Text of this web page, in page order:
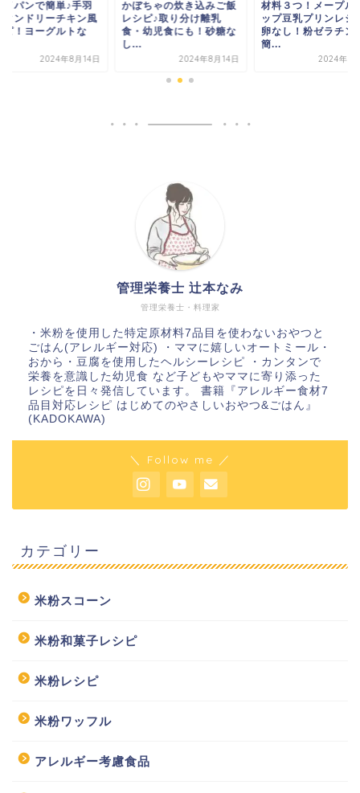
イパンで簡単♪手羽
タンドリーチキン風
ピ！ヨーグルトな
2024年8月14日
かぼちゃの炊き込みご飯
レシピ♪取り分け離乳
食・幼児食にも！砂糖な
し...
2024年8月14日
材料３つ！メープル
ップ豆乳プリンレシ
卵なし！粉ゼラチン
簡...
2024年8
管理栄養士・料理家
管理栄養士 辻本なみ
・米粉を使用した特定原材料7品目を使わないおやつと
ごはん(アレルギー対応) ・ママに嬉しいオートミール・
おから・豆腐を使用したヘルシーレシピ ・カンタンで
栄養を意識した幼児食 など子どもやママに寄り添った
レシピを日々発信しています。 書籍『アレルギー食材7
品目対応レシピ はじめてのやさしいおやつ&ごはん』
(KADOKAWA)
＼ Follow me ／
カテゴリー
米粉スコーン
米粉和菓子レシピ
米粉レシピ
米粉ワッフル
アレルギー考慮食品